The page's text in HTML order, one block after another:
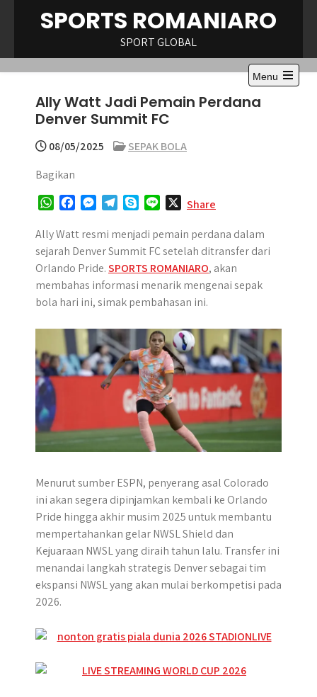
SPORTS ROMANIARO
SPORT GLOBAL
Menu
Open
Ally Watt Jadi Pemain Perdana
Denver Summit FC
08/05/2025
SEPAK BOLA
Bagikan
W
a
t
s
A
c
e
b
o
o
s
s
e
n
r
l
e
g
r
a
y
p
e
n
e
Share
Ally Watt resmi menjadi pemain perdana dalam
sejarah Denver Summit FC setelah ditransfer dari
Orlando Pride.SPORTS ROMANIARO, akan
membahas informasi menarik mengenai sepak
bola hari ini, simak pembahasan ini.
Menurut sumber ESPN, penyerang asal Colorado
ini akan segera dipinjamkan kembali ke Orlando
Pride hingga akhir musim 2025 untuk membantu
mempertahankan gelar NWSL Shield dan
Kejuaraan NWSL yang diraih tahun lalu. Transfer ini
menandai langkah strategis Denver sebagai tim
ekspansi NWSL yang akan mulai berkompetisi pada
2026.